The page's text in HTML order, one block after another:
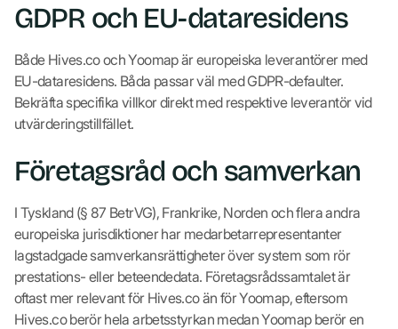
GDPR och EU-dataresidens
Både Hives.co och Yoomap är europeiska leverantörer med
EU-dataresidens. Båda passar väl med GDPR-defaulter.
Bekräfta specifika villkor direkt med respektive leverantör vid
utvärderingstillfället.
Företagsråd och samverkan
I Tyskland (§ 87 BetrVG), Frankrike, Norden och flera andra
europeiska jurisdiktioner har medarbetarrepresentanter
lagstadgade samverkansrättigheter över system som rör
prestations- eller beteendedata. Företagsrådssamtalet är
oftast mer relevant för Hives.co än för Yoomap, eftersom
Hives.co berör hela arbetsstyrkan medan Yoomap berör en